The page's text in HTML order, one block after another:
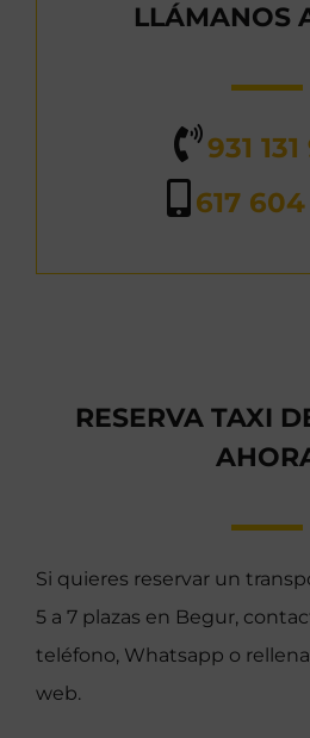
LLÁMANOS
931
617
RESERVA TAXI
Si quieres reservar un
5 a 7 plazas en Begur,
teléfono, Whatsapp o
web.